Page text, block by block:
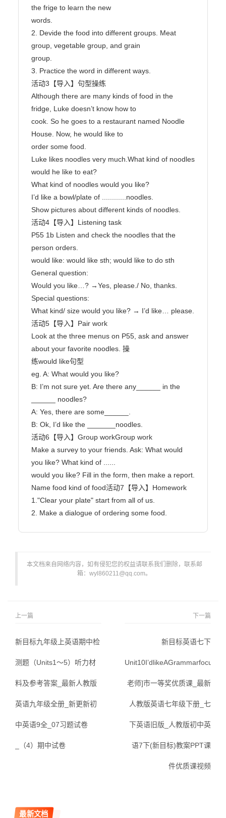
the frige to learn the new
words.
2. Devide the food into different groups. Meat
group, vegetable group, and grain
group.
3. Practice the word in different ways.
活动3【导入】句型操练
Although there are many kinds of food in the
fridge, Luke doesn’t know how to
cook. So he goes to a restaurant named Noodle
House. Now, he would like to
order some food.
Luke likes noodles very much.What kind of noodles
would he like to eat?
What kind of noodles would you like?
I’d like a bowl/plate of ............noodles.
Show pictures about different kinds of noodles.
活动4【导入】Listening task
P55 1b Listen and check the noodles that the
person orders.
would like: would like sth; would like to do sth
General question:
Would you like…? →Yes, please./ No, thanks.
Special questions:
What kind/ size would you like? → I’d like… please.
活动5【导入】Pair work
Look at the three menus on P55, ask and answer
about your favorite noodles. 操
练would like句型
eg. A: What would you like?
B: I’m not sure yet. Are there any______ in the
______ noodles?
A: Yes, there are some______.
B: Ok, I’d like the _______noodles.
活动6【导入】Group workGroup work
Make a survey to your friends. Ask: What would
you like? What kind of ......
would you like? Fill in the form, then make a report.
Name food kind of food活动7【导入】Homework
1."Clear your plate" start from all of us.
本文档来自网络内容，如有侵犯您的权益请联系我们删除，联系邮
箱：wyl860211@qq.com。
上一篇
新目标九年级上英语期中检
测题（Units1～5）听力材
料及参考答案_最新人教版
英语九年级全册_新更新初
中英语9全_07习题试卷
_（4）期中试卷
下一篇
新目标英语七下
Unit10I’dlikeAGrammarfocus[张
老师]市一等奖优质课_最新
人教版英语七年级下册_七
下英语旧版_人教版初中英
语7下(新目标)教案PPT课
件优质课视频
最新文档